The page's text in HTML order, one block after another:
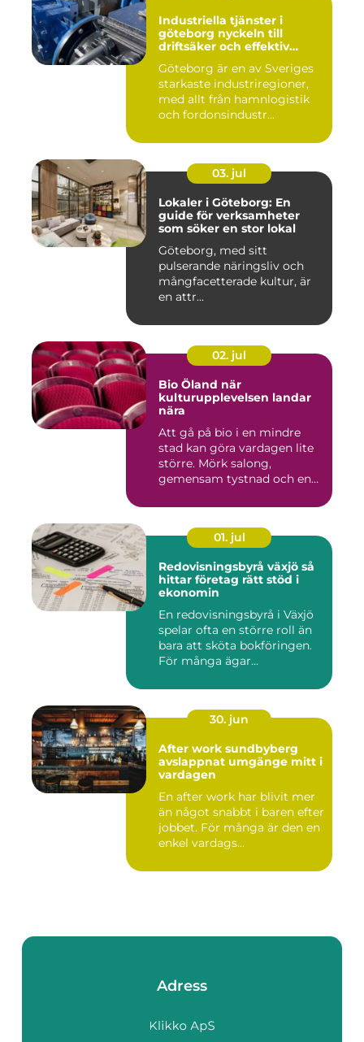
Industriella tjänster i
göteborg nyckeln till
driftsäker och effektiv
Göteborg är en av Sveriges
starkaste industriregioner,
med allt från hamnlogistik
och fordonsindustr...
03. jul
Lokaler i Göteborg: En
guide för verksamheter
som söker en stor lokal
Göteborg, med sitt
pulserande näringsliv och
mångfacetterade kultur, är
en attr...
02. jul
Bio Öland när
kulturupplevelsen landar
nära
Att gå på bio i en mindre
stad kan göra vardagen lite
större. Mörk salong,
gemensam tystnad och en
01. jul
Redovisningsbyrå växjö så
hittar företag rätt stöd i
ekonomin
En redovisningsbyrå i Växjö
spelar ofta en större roll än
bara att sköta bokföringen.
För många ägar...
30. jun
After work sundbyberg
avslappnat umgänge mitt i
vardagen
En after work har blivit mer
än något snabbt i baren efter
jobbet. För många är den en
enkel vardags...
Adress